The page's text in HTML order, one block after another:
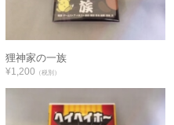
狸神家の一族
¥1,200 （税別）